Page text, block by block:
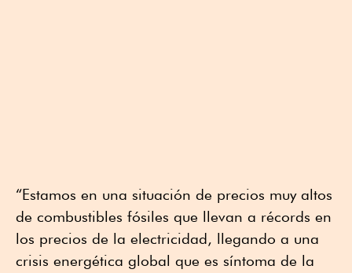
“Estamos en una situación de precios muy altos
de combustibles fósiles que llevan a récords en
los precios de la electricidad, llegando a una
crisis energética global que es síntoma de la